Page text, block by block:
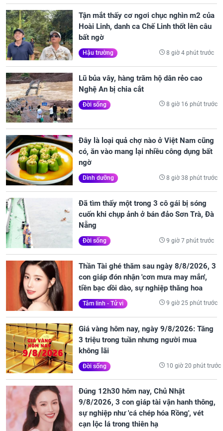
Tận mắt thấy cơ ngơi chục nghìn m2 của
Hoài Linh, danh ca Chế Linh thốt lên câu
bất ngờ
Hậu trường 8 giờ 4 phút trước
Lũ bủa vây, hàng trăm hộ dân rẻo cao
Nghệ An bị chia cắt
Đời sống 8 giờ 16 phút trước
Đây là loại quả chợ nào ở Việt Nam cũng
có, ăn vào mang lại nhiều công dụng bất
ngờ
Dinh dưỡng 8 giờ 38 phút trước
Đã tìm thấy một trong 3 cô gái bị sóng
cuốn khi chụp ảnh ở bán đảo Sơn Trà, Đà
Nẵng
Đời sống 9 giờ 7 phút trước
Thần Tài ghé thăm sau ngày 8/8/2026, 3
con giáp đón nhận 'cơn mưa may mắn',
tiền bạc dồi dào, sự nghiệp thăng hoa
Tâm linh - Tử vi 9 giờ 25 phút trước
Giá vàng hôm nay, ngày 9/8/2026: Tăng
3 triệu trong tuần nhưng người mua
không lãi
Đời sống 10 giờ 20 phút trước
Đúng 12h30 hôm nay, Chủ Nhật
9/8/2026, 3 con giáp tài vận hanh thông,
sự nghiệp như 'cá chép hóa Rồng', vét
cạn lộc lá trong thiên hạ